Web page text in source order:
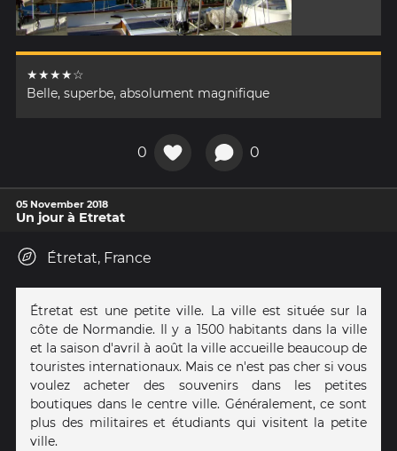
★★★★☆
Belle, superbe, absolument magnifique
0 0
05 November 2018
Un jour à Etretat
Étretat, France
Étretat est une petite ville. La ville est située sur la
côte de Normandie. Il y a 1500 habitants dans la ville
et la saison d'avril à août la ville accueille beaucoup de
touristes internationaux. Mais ce n'est pas cher si vous
voulez acheter des souvenirs dans les petites
boutiques dans le centre ville. Généralement, ce sont
plus des militaires et étudiants qui visitent la petite
ville.